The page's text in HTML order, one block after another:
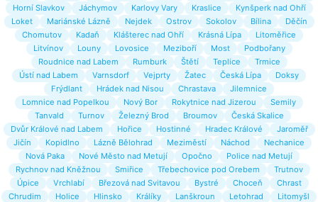
Horní Slavkov
Jáchymov Karlovy Vary Kraslice
Kynšperk nad Ohří
Loket
Mariánské Lázně Nejdek Ostrov Sokolov Bílina
Děčín
Chomutov
Kadaň Klášterec nad Ohří Krásná Lípa
Litoměřice
Litvínov
Louny Lovosice Meziboří Most
Podbořany
Roudnice nad Labem
Rumburk Štětí Teplice
Trmice
Ústí nad Labem
Varnsdorf Vejprty Žatec Česká Lípa
Doksy
Frýdlant
Hrádek nad Nisou Chrastava
Jilemnice
Lomnice nad Popelkou
Nový Bor Rokytnice nad Jizerou
Semily
Tanvald
Turnov Železný Brod Broumov
Česká Skalice
Dvůr Králové nad Labem
Hořice Hostinné Hradec Králové
Jaroměř
Jičín
Kopidlno Lázně Bělohrad Meziměstí Náchod
Nechanice
Nová Paka
Nové Město nad Metují Opočno
Police nad Metují
Rychnov nad Kněžnou
Smiřice Třebechovice pod Orebem
Trutnov
Úpice
Vrchlabí Březová nad Svitavou Bystré Choceň
Chrast
Chrudim
Holice Hlinsko Králíky Lanškroun Letohrad
Litomyšl